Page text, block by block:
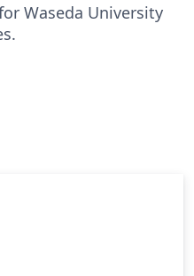
Waseda University